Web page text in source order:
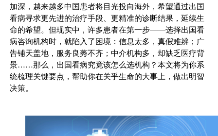
加深，越来越多中国患者将目光投向海外，希望通过出国
看病寻求更先进的治疗手段、更精准的诊断结果，延续生
命的希望。但现实中，许多患者在第一步——选择出国看
病咨询机构时，就陷入了困境：信息太多，真假难辨；广
告铺天盖地，服务良莠不齐；中介机构多，却缺乏医疗背
景……那么，出国看病究竟该怎么选机构？本文将为你系
统梳理关键要点，帮助你在关乎生命的大事上，做出明智
决策。